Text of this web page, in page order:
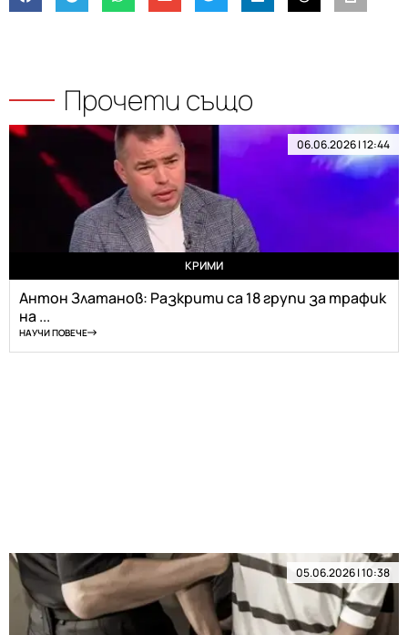
Прочети също
06.06.2026 | 12:44
КРИМИ
Антон Златанов: Разкрити са 18 групи за трафик
на ...
НАУЧИ ПОВЕЧЕ
05.06.2026 | 10:38